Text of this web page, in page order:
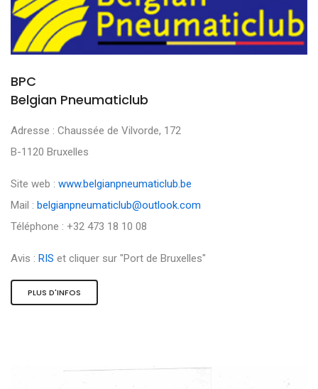
BPC
Belgian Pneumaticlub
Adresse : Chaussée de Vilvorde, 172
B-1120 Bruxelles
Site web : www.belgianpneumaticlub.be
Mail : belgianpneumaticlub@outlook.com
Téléphone : +32 473 18 10 08
Avis : RIS et cliquer sur "Port de Bruxelles"
PLUS D'INFOS